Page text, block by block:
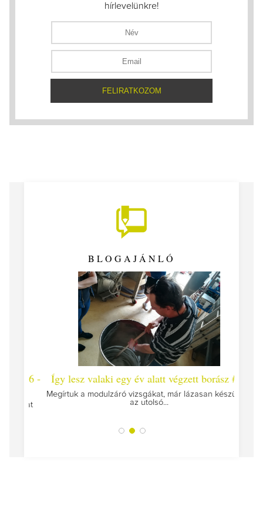
hírlevelünkre!
BLOGAJÁNLÓ
Így lesz valaki egy év alatt végzett borász #25
Megírtuk a modulzáró vizsgákat, már lázasan készülünk
az utolsó...